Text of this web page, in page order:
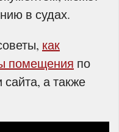
в судах.
как
помещения по
а также